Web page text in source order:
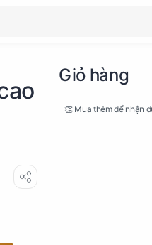
Giỏ hàng
👏 Mua thêm để nhận